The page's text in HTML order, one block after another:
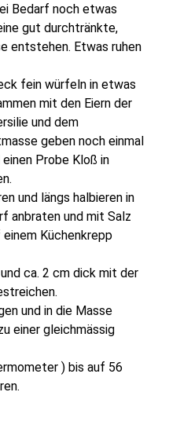
Bedarf noch etwas
gut durchtränkte,
entstehen. Etwas ruhen
fein würfeln in etwas
mit den Eiern der
und dem
geben noch einmal
Probe Kloß in
und längs halbieren in
anbraten und mit Salz
Küchenkrepp
ca. 2 cm dick mit der
und in die Masse
einer gleichmässig
) bis auf 56